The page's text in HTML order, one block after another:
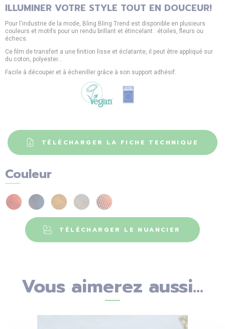
ILLUMINER VOTRE STYLE TOUT EN DOUCEUR!
Pour l'industrie de la mode, Bling Bling Trend est disponible en plusieurs
couleurs et motifs pour un rendu brillant et étincelant : étoiles, fleurs ou
échecs.
Ce film de transfert a une finition lisse et éclatante, il peut être appliqué sur
du coton, polyester...
Facile à découper et à écheniller grâce à son support adhésif.
TÉLÉCHARGER LA FICHE TECHNIQUE
Couleur
TÉLÉCHARGER LE NUANCIER
Vous aimerez aussi...